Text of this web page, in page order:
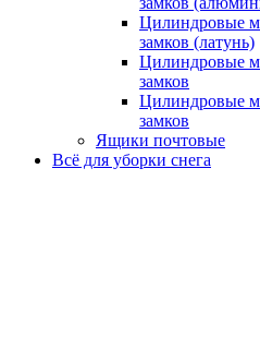
Цилиндровые
замков (латунь)
Цилиндровые
замков
Цилиндровые
замков
Ящики почтовые
Всё для уборки снега